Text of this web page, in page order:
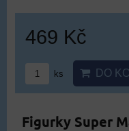
469 Kč
ks DO
Figurky Super